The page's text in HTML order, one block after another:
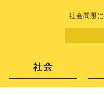
社会問題
スキャンダル